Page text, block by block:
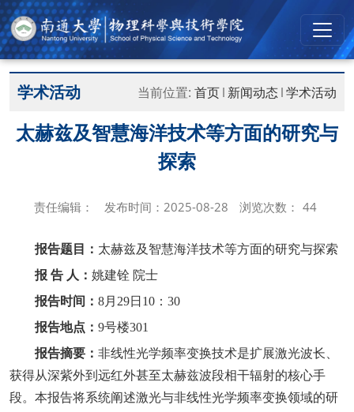
当前位置: 首页 新闻动态 学术活动
学术活动
太赫兹及智慧海洋技术等方面的研究与
探索
责任编辑： 发布时间：2025-08-28 浏览次数： 44
报告题目： 太赫兹及智慧海洋技术等方面的研究与探索
报 告 人： 姚建铨 院士
报告时间： 8月 29日 10 ： 30
报告地点： 9号楼301
报告摘要： 非线性光学频率变换技术是扩展激光波长、
获得从深紫外到远红外甚至太赫兹波段相干辐射的核心手
段。本报告将系统阐述激光与非线性光学频率变换领域的研